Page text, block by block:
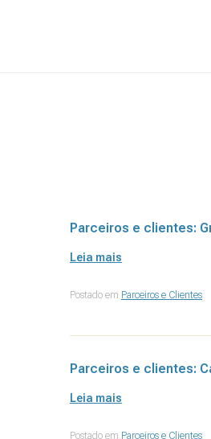
Parceiros e clientes:
Leia mais
Postado em Parceiros e Clientes
Parceiros e clientes:
Leia mais
Postado em Parceiros e Clientes